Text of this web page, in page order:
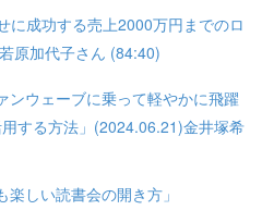
に成功する売上2000万円までのロ
原加代子さん (84:40)
ンウェーブに乗って軽やかに飛躍
する方法」(2024.06.21)金井塚希
しい読書会の開き方」